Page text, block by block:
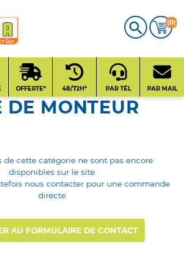
 (0)
CATALOGUE
PRODUITS
Qui sommes-nous
OFFERTE* 48/72H* PAR TÉL PAR MAIL
DE MONTEUR
de cette catégorie ne sont pas encore
disponibles sur le site.
nous contacter pour une commande
directe.
AU FORMULAIRE DE CONTACT